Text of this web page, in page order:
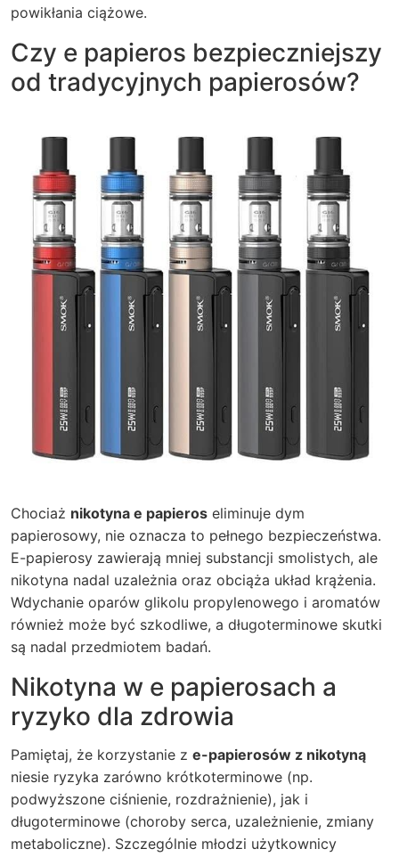
powikłania ciążowe.
Czy e papieros bezpieczniejszy
od tradycyjnych papierosów?
Chociaż nikotyna e papieros eliminuje dym
papierosowy, nie oznacza to pełnego bezpieczeństwa.
E-papierosy zawierają mniej substancji smolistych, ale
nikotyna nadal uzależnia oraz obciąża układ krążenia.
Wdychanie oparów glikolu propylenowego i aromatów
również może być szkodliwe, a długoterminowe skutki
są nadal przedmiotem badań.
Nikotyna w e papierosach a
ryzyko dla zdrowia
Pamiętaj, że korzystanie z e-papierosów z nikotyną
niesie ryzyka zarówno krótkoterminowe (np.
podwyższone ciśnienie, rozdrażnienie), jak i
długoterminowe (choroby serca, uzależnienie, zmiany
metaboliczne). Szczególnie młodzi użytkownicy